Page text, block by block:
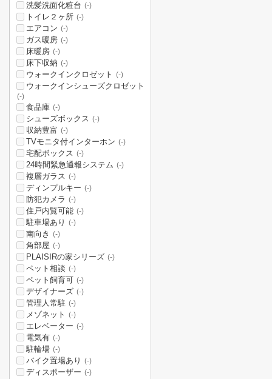
洗髪洗面化粧台 (-)
トイレ２ヶ所 (-)
エアコン (-)
ガス暖房 (-)
床暖房 (-)
床下収納 (-)
ウォークインクロゼット (-)
ウォークインシューズクロゼット
(-)
食品庫 (-)
シューズボックス (-)
収納豊富 (-)
TVモニタ付インターホン (-)
宅配ボックス (-)
24時間緊急通報システム (-)
複層ガラス (-)
ディンプルキー (-)
防犯カメラ (-)
住戸内覧可能 (-)
駐車場あり (-)
南向き (-)
角部屋 (-)
PLAISIRの家シリーズ (-)
ペット相談 (-)
ペット飼育可 (-)
デザイナーズ (-)
管理人常駐 (-)
メゾネット (-)
エレベーター (-)
電気有 (-)
駐輪場 (-)
バイク置場あり (-)
ディスポーザー (-)